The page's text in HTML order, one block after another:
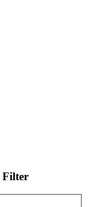
Filter